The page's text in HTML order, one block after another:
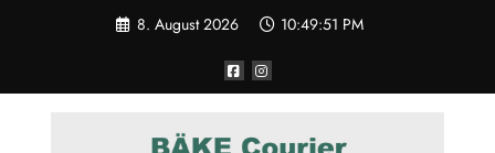
8. August 2026 10:49:51 PM